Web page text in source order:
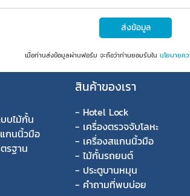
ส่งข้อมูล
เมื่อท่านส่งข้อมูลผ่านฟอร์ม จะถือว่าท่านยอมรับใน นโยบายค
บไม้กั้น
กนนิ้วมือ
รฐาน
สินค้าของเรา
- Hotel Lock
- เครื่องตรวจจับโลหะ
- เครื่องสแกนนิ้วมือ
- ไม้กั้นรถยนต์
- ประตูบานหมุน
- คำถามที่พบบ่อย